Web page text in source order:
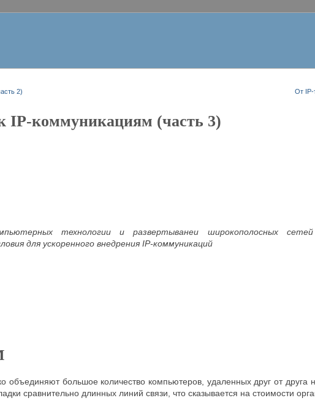
2) От IP-
IP-коммуникациям (часть 3)
технологии и развертыванеи широкополосных
для ускоренного внедренияIP-коммуникаций
объединяют большое количество компьютеров, удаленных друг от друга
сравнительно длинных линий связи, что сказывается на стоимости